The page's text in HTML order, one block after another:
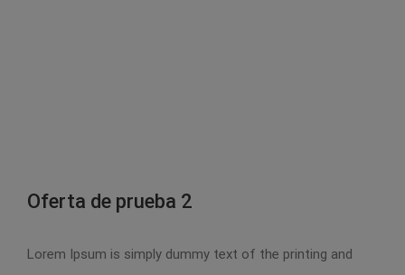
Oferta de prueba 2
Lorem Ipsum is simply dummy text of the printing and